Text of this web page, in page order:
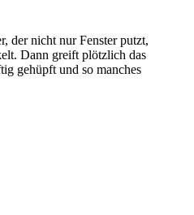
der nicht nur Fenster putzt,
Dann greift plötzlich das
gehüpft und so manches